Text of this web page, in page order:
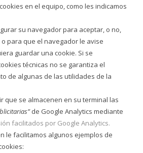
en el equipo, como les indicamos
su navegador para aceptar, o no,
para que el navegador le avise
guardar una cookie. Si se
técnicas no se garantiza el
de algunas de las utilidades de la
que se almacenen en su terminal las
de Google Analytics mediante
facilitados por Google Analytics.
le facilitamos algunos ejemplos de